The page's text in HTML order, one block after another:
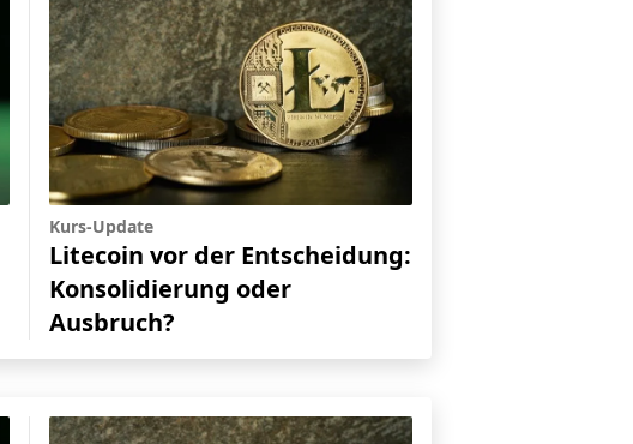
Kurs-Update
Litecoin vor der Entscheidung:
Konsolidierung oder
Ausbruch?